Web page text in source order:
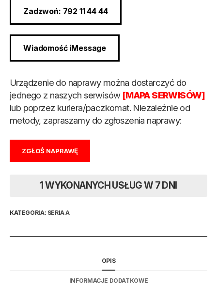
Zadzwoń: 792 11 44 44
Wiadomość iMessage
Urządzenie do naprawy można dostarczyć do
jednego z naszych serwisów [MAPA SERWISÓW]
lub poprzez kuriera/paczkomat. Niezależnie od
metody, zapraszamy do zgłoszenia naprawy:
ZGŁOŚ NAPRAWĘ
1 WYKONANYCH USŁUG W 7 DNI
KATEGORIA: SERIA A
OPIS
INFORMACJE DODATKOWE